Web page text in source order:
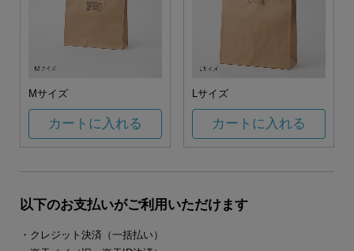
Mサイズ
カートに入れる
Lサイズ
カートに入れる
以下のお支払いがご利用いただけます
・クレジット決済（一括払い）